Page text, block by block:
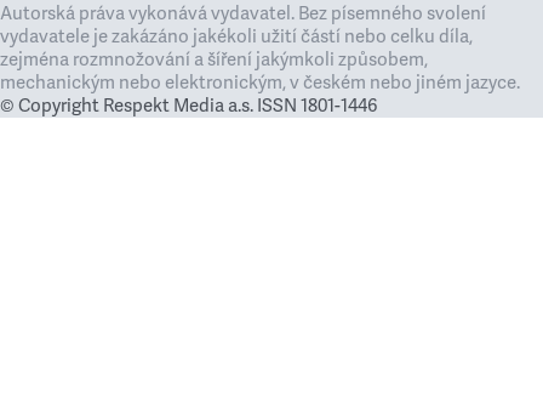
Autorská práva vykonává vydavatel. Bez písemného svolení
vydavatele je zakázáno jakékoli užití částí nebo celku díla,
zejména rozmnožování a šíření jakýmkoli způsobem,
mechanickým nebo elektronickým, v českém nebo jiném jazyce.
© Copyright Respekt Media a.s. ISSN 1801-1446